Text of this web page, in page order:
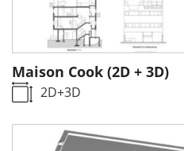
Maison Cook (2D + 3D)
2D+3D